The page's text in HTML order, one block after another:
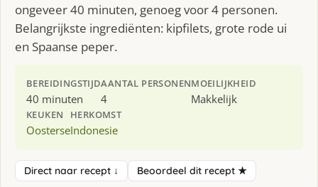
ongeveer 40 minuten, genoeg voor 4 personen.
Belangrijkste ingrediënten: kipfilets, grote rode ui
en Spaanse peper.
BEREIDINGSTIJD
40 minuten
AANTAL PERSONEN
4
MOEILIJKHEID
Makkelijk
KEUKEN
Oosterse
HERKOMST
Indonesie
Direct naar recept ↓ Beoordeel dit recept ★